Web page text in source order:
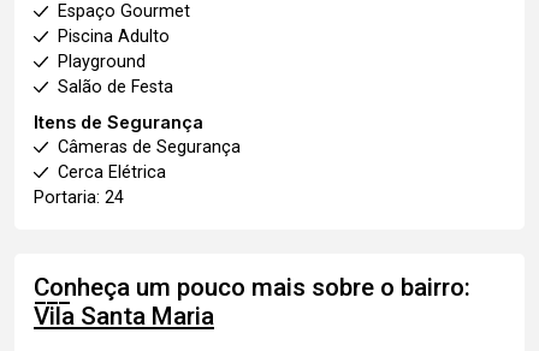
Espaço Gourmet
Piscina Adulto
Playground
Salão de Festa
Itens de Segurança
Câmeras de Segurança
Cerca Elétrica
Portaria: 24
Conheça um pouco mais sobre o bairro:
Vila Santa Maria